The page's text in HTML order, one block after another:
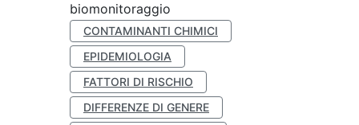
biomonitoraggio
CONTAMINANTI CHIMICI
EPIDEMIOLOGIA
FATTORI DI RISCHIO
DIFFERENZE DI GENERE